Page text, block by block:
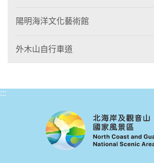
陽明海洋文化藝術館
外木山自行車道
:::